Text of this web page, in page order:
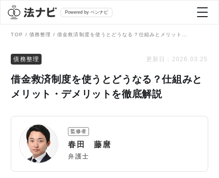
Powered by ベンナビ
全て
刑事事件
債務整理
弁護士を探す
AI Search Premium
TOP 債務整理
債務整理 更新日： 2026.03.25
借金救済制度を使うとどうなる？仕組みと
メリット・デメリットを徹底解説
監修者
春田 藤麿
弁護士